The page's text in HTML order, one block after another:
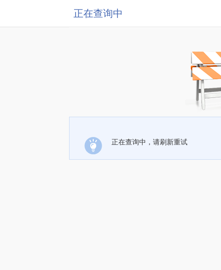
正在查询中
正在查询中，请刷新重试